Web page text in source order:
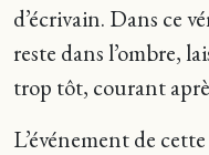
d’écrivain. Dans ce
reste dans l’ombre,
trop tôt, courant
L’événement de